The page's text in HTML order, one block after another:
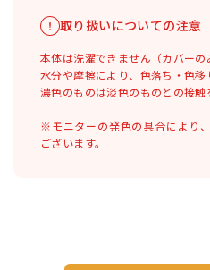
取り扱いについての注意
本体は洗濯できません（カバーの
水分や摩擦により、色落ち・色移
濃色のものは淡色のものとの接触
※モニターの発色の具合により
ございます。